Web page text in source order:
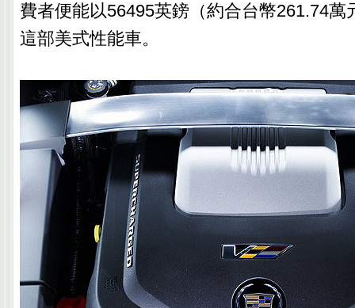
費者便能以56495英鎊（約合台幣261.74萬
這部美式性能車。